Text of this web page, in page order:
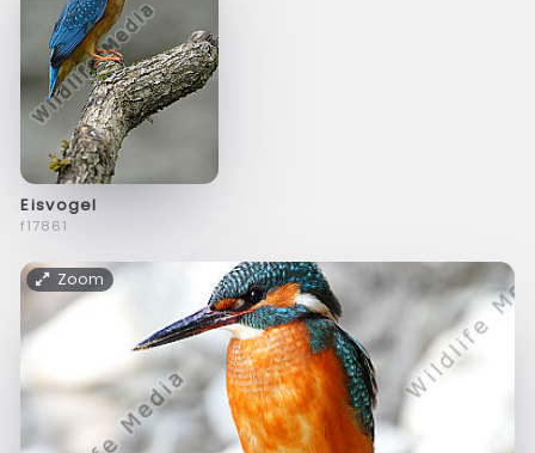
Eisvogel
f17861
Zoom